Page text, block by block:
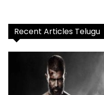
Recent Articles Telugu